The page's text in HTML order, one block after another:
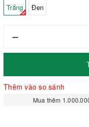
Trắng Đen
–
Thêm vào so sánh
Mua thêm